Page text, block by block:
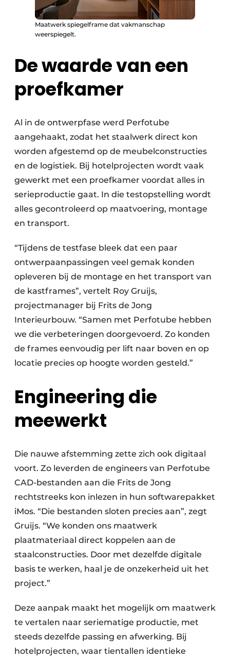
Maatwerk spiegelframe dat vakmanschap
weerspiegelt.
De waarde van een
proefkamer
Al in de ontwerpfase werd Perfotube
aangehaakt, zodat het staalwerk direct kon
worden afgestemd op de meubelconstructies
en de logistiek. Bij hotelprojecten wordt vaak
gewerkt met een proefkamer voordat alles in
serieproductie gaat. In die testopstelling wordt
alles gecontroleerd op maatvoering, montage
en transport.
“Tijdens de testfase bleek dat een paar
ontwerpaanpassingen veel gemak konden
opleveren bij de montage en het transport van
de kastframes”, vertelt Roy Gruijs,
projectmanager bij Frits de Jong
Interieurbouw. “Samen met Perfotube hebben
we die verbeteringen doorgevoerd. Zo konden
de frames eenvoudig per lift naar boven en op
locatie precies op hoogte worden gesteld.”
Engineering die
meewerkt
Die nauwe afstemming zette zich ook digitaal
voort. Zo leverden de engineers van Perfotube
CAD-bestanden aan die Frits de Jong
rechtstreeks kon inlezen in hun softwarepakket
iMos. “Die bestanden sloten precies aan”, zegt
Gruijs. “We konden ons maatwerk
plaatmateriaal direct koppelen aan de
staalconstructies. Door met dezelfde digitale
basis te werken, haal je de onzekerheid uit het
project.”
Deze aanpak maakt het mogelijk om maatwerk
te vertalen naar seriematige productie, met
steeds dezelfde passing en afwerking. Bij
hotelprojecten, waar tientallen identieke